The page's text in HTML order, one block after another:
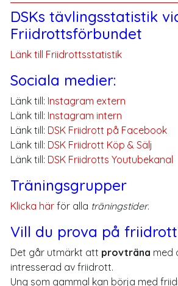
DSKs tävlingsstatistik
Friidrottsförbundet
Länk till Friidrottsstatistik
Sociala medier:
Länk till: Instagram extern
Länk till: Instagram intern
Länk till: DSK Friidrott på Facebook
Länk till: DSK Friidrott Köp & Sälj
Länk till: DSK Friidrotts Youtubekanal
Träningsgrupper
Klicka här för alla träningstider.
Vill du prova på
Det går utmärkt att provträna med
intresserad av friidrott.
Ung som gammal kan börja med